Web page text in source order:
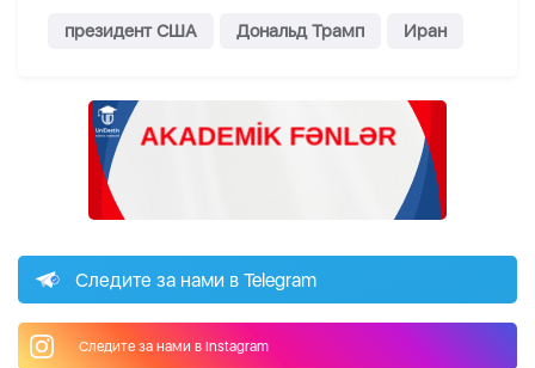
президент США Дональд Трамп Иран
Следите за нами в Telegram
Следите за нами в Instagram